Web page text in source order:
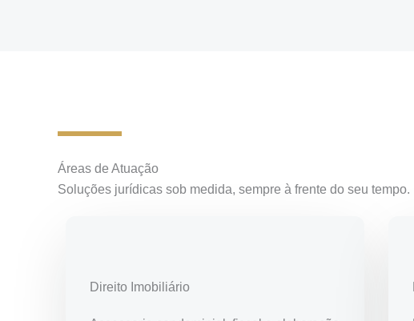
Áreas de Atuação
Soluções jurídicas sob medida, sempre à frente do seu tempo.
Direito Imobiliário